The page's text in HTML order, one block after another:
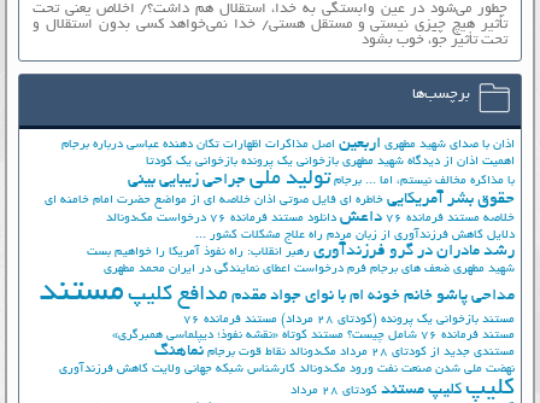
چطور می‌شود در عین وابستگی به خدا، استقلال هم داشت؟/ اخلاص یعنی تحت
تأثیر هیچ چیزی نیستی و مستقل هستی/ خدا نمی‌خواهد کسی بدون استقلال و
تحت تأثیر جوّ، خوب بشود
برچسب‌ها
اذان با صدای شهید مطهری اربعین اصل مذاکرات اظهارات تکان دهنده عباسی درباره برجام
اهمیت اذان از دیدگاه شهید مطهری بازخوانی یک پرونده بازخوانی یک کودتا
با مذاکره مخالف نیستم، اما ... برجام تولید ملی جراحی زیبایی بینی
حقوق بشر آمریکایی خاطره ای فایل صوتی اذان خلاصه ای از مواضع حضرت امام خامنه ای
خلاصه مستند فرمانده 76
داعش دانلود مستند فرمانده 76
درخواست مک‌دونالد
دلایل کاهش فرزندآوری از زبان مردم راه علاج مشکلات کشور ...
رشد مادران در گرو فرزندآوری رهبر انقلاب: راه نفوذ آمریکا را خواهیم بست
شهید مطهری ضعف های برجام فرم درخواست اعطای نمایندگی در ایران محمد مطهری
مداحی پاشو خانم خونه ام با نوای جواد مقدم مدافع کلیپ مستند
مستند بازخوانی یک پرونده (کودتای 28 مرداد)
مستند فرمانده 76
مستند فرمانده 76 شامل چیست؟
مستند کوتاه «نقشه نفوذ؛ دیپلماسی همبرگری»
مستندی جدید از کودتای 28 مرداد
مک‌دونالد نقاط قوت برجام نماهنگ
نهضت ملي شدن صنعت نفت ورود مک‌دونالد کارشناس شبکه جهانی ولایت کاهش فرزندآوری
کلیپ کلیپ مستند کودتای 28 مرداد